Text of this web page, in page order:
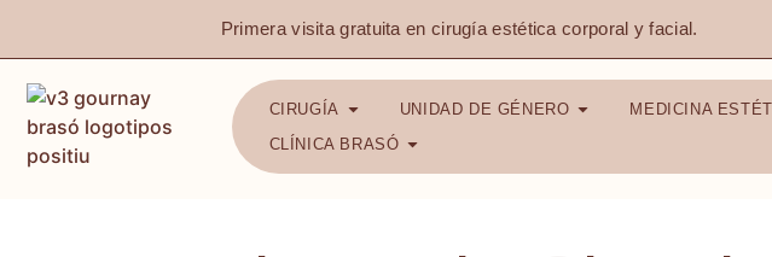
Primera visita gratuita en cirugía estética corporal y facial.
CIRUGÍA UNIDAD DE GÉNERO MEDICINA
CLÍNICA BRASÓ